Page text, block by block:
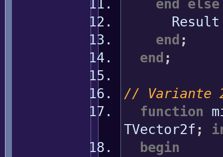
end
else
end ;
end ;
// Variante
function
TVector2f ;
begin